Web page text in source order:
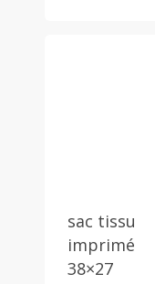
sac tissu
imprimé
38×27